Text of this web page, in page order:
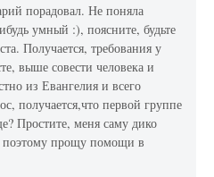
порадовал. Не поняла
умный :), поясните, будьте
Получается, требования у
выше совести человека и
из Евангелия и всего
получается,что первой группе
Простите, меня саму дико
прощу помощи в